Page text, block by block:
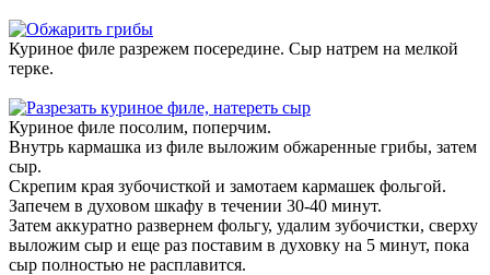
Куриное филе разрежем посередине. Сыр натрем на мелкой
терке.
Куриное филе посолим, поперчим.
Внутрь кармашка из филе выложим обжаренные грибы, затем
сыр.
Скрепим края зубочисткой и замотаем кармашек фольгой.
Запечем в духовом шкафу в течении 30-40 минут.
Затем аккуратно развернем фольгу, удалим зубочистки, сверху
выложим сыр и еще раз поставим в духовку на 5 минут, пока
сыр полностью не расплавится.